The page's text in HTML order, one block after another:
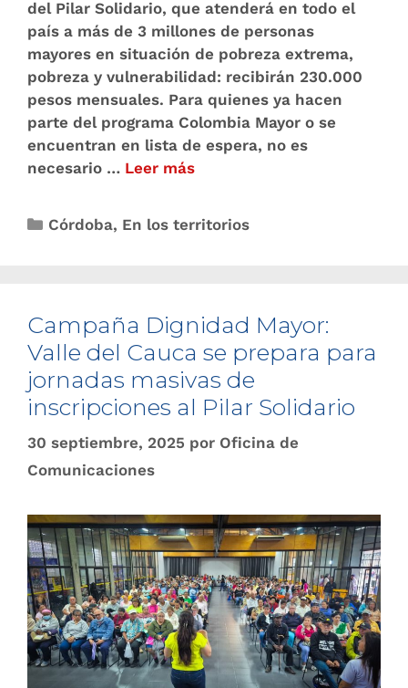
del Pilar Solidario, que atenderá en todo el
país a más de 3 millones de personas
mayores en situación de pobreza extrema,
pobreza y vulnerabilidad: recibirán 230.000
pesos mensuales. Para quienes ya hacen
parte del programa Colombia Mayor o se
encuentran en lista de espera, no es
necesario … Leer más
Córdoba, En los territorios
Campaña Dignidad Mayor:
Valle del Cauca se prepara para
jornadas masivas de
inscripciones al Pilar Solidario
30 septiembre, 2025 por Oficina de
Comunicaciones